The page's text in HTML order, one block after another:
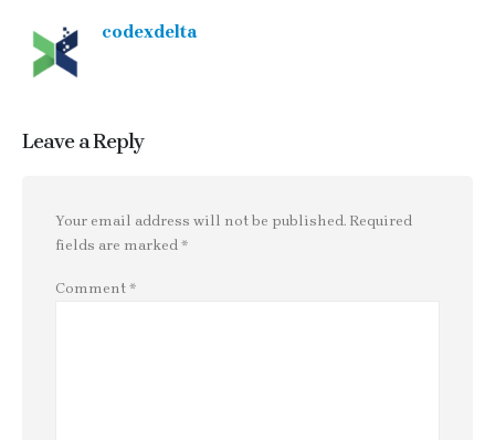
codexdelta
Leave a Reply
Your email address will not be published. Required
fields are marked *
Comment *